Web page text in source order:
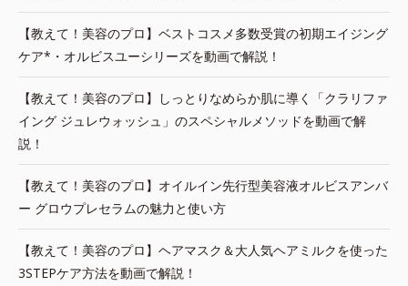
【教えて！美容のプロ】ベストコスメ多数受賞の初期エイジング
ケア*・オルビスユーシリーズを動画で解説！
【教えて！美容のプロ】しっとりなめらか肌に導く「クラリファ
イング ジュレウォッシュ」のスペシャルメソッドを動画で解
説！
【教えて！美容のプロ】オイルイン先行型美容液オルビスアンバ
ー グロウプレセラムの魅力と使い方
【教えて！美容のプロ】ヘアマスク＆大人気ヘアミルクを使った
3STEPケア方法を動画で解説！